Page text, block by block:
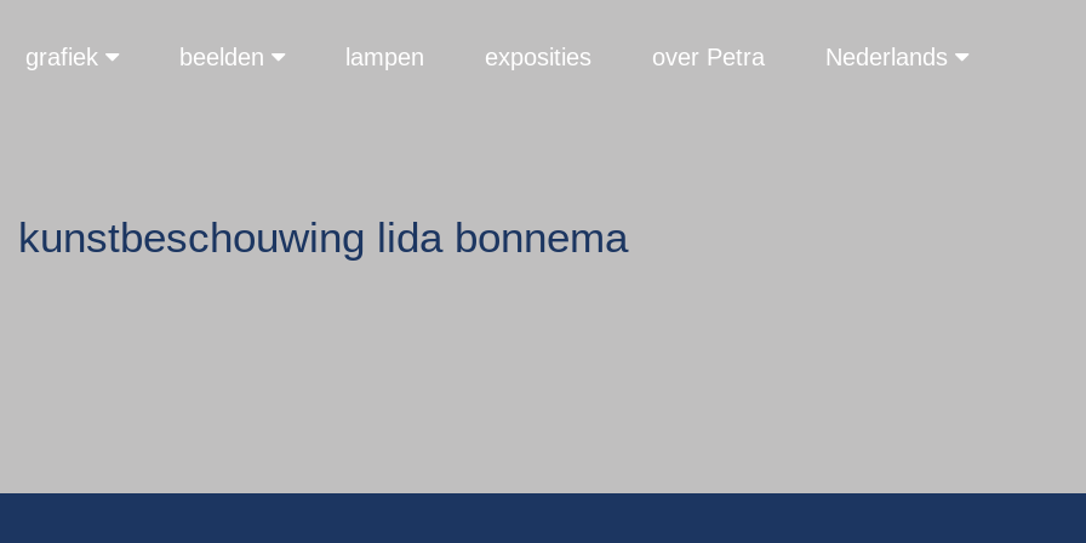
grafiek beelden lampen exposities over Petra Nederlands
kunstbeschouwing lida bonnema